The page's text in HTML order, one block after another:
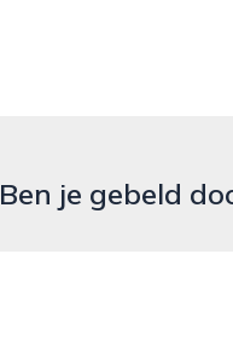
Ben je gebeld